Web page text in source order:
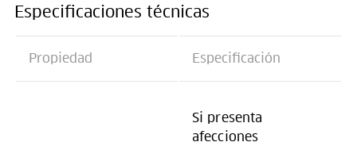
Especificaciones técnicas
Propiedad Especificación
Si presenta
afecciones